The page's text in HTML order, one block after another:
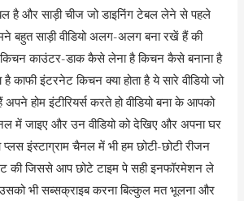
है और साड़ी चीज जो डाइनिंग टेबल लेने से पहले
बहुत साड़ी वीडियो अलग-अलग बना रखें हैं की
काउंटर-डाक कैसे लेना है किचन कैसे बनाना है
है काफी इंटरनेट किचन क्या होता है ये सारे वीडियो जो
होम इंटीरियर्स करते हो वीडियो बना के आपको
में जाइए और उन वीडियो को देखिए और अपना घर
प्लस इंस्टाग्राम चैनल में भी हम छोटी-छोटी रीजन
की जिससे आप छोटे टाइम पे सही इनफॉरमेशन ले
भी सब्सक्राइब करना बिल्कुल मत भूलना और